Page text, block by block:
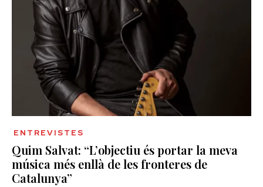
ENTREVISTES
Quim Salvat: “L’objectiu és portar la meva
música més enllà de les fronteres de
Catalunya”